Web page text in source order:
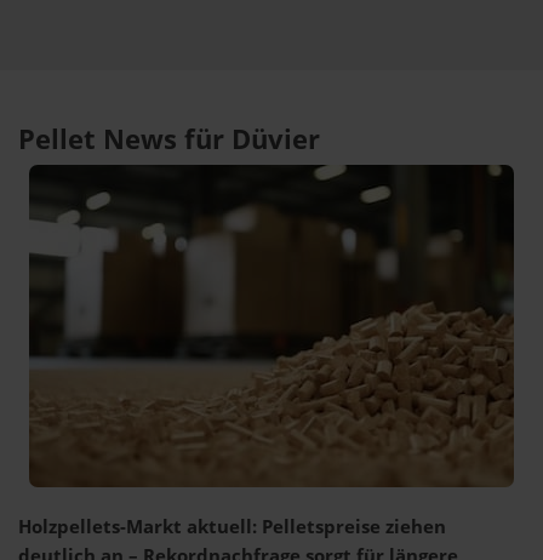
Pellet News für Düvier
Holzpellets-Markt aktuell: Pelletspreise ziehen